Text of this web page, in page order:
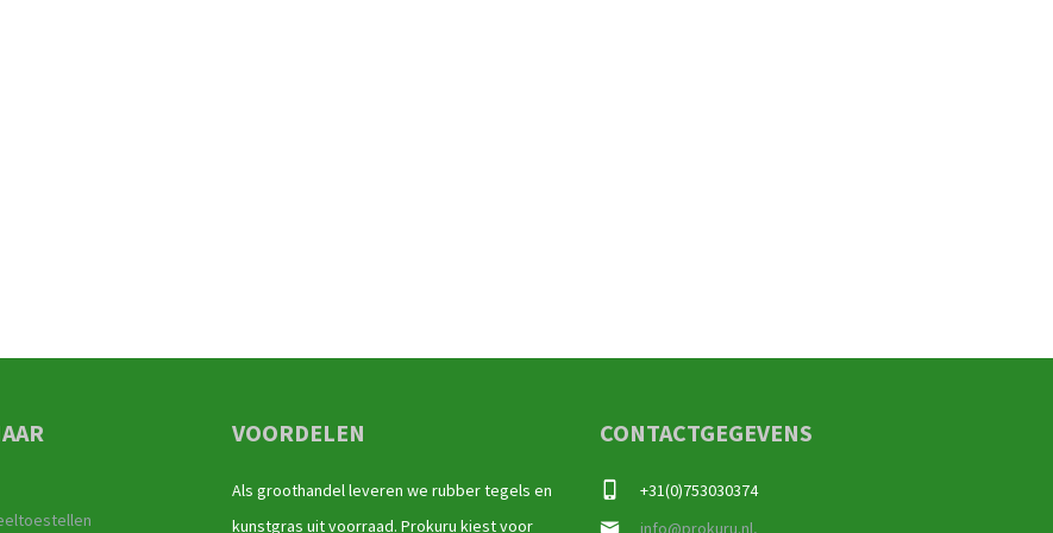
VOORDELEN
Als groothandel leveren we rubber tegels en
kunstgras uit voorraad. Prokuru kiest voor
CONTACTGEGEVENS
+31(0)753030374
info@prokuru.nl,